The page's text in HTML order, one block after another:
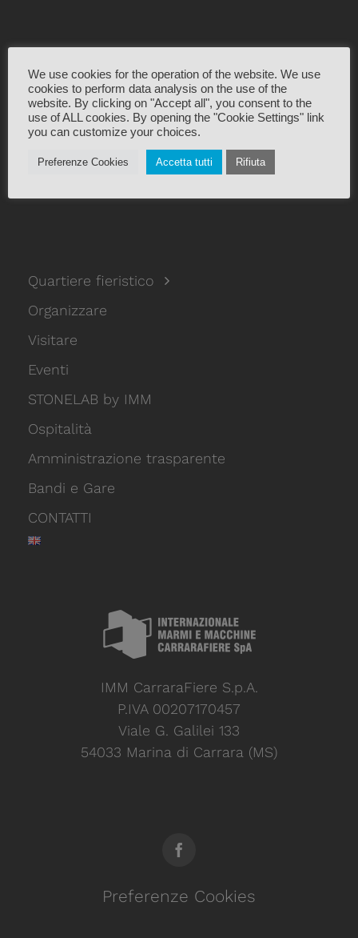
Viale Galilei 133
54033 Marina di Carrara
+39 0585 787963
Quartiere fieristico
Organizzare
Visitare
Eventi
STONELAB by IMM
Ospitalità
Amministrazione trasparente
Bandi e Gare
CONTATTI
IMM CarraraFiere S.p.A.
P.IVA 00207170457
Viale G. Galilei 133
54033 Marina di Carrara (MS)
Preferenze Cookies
We use cookies for the operation of the website. We use
cookies to perform data analysis on the use of the
website. By clicking on "Accept all", you consent to the
use of ALL cookies. By opening the "Cookie Settings" link
you can customize your choices.
Preferenze Cookies Accetta tutti Rifiuta